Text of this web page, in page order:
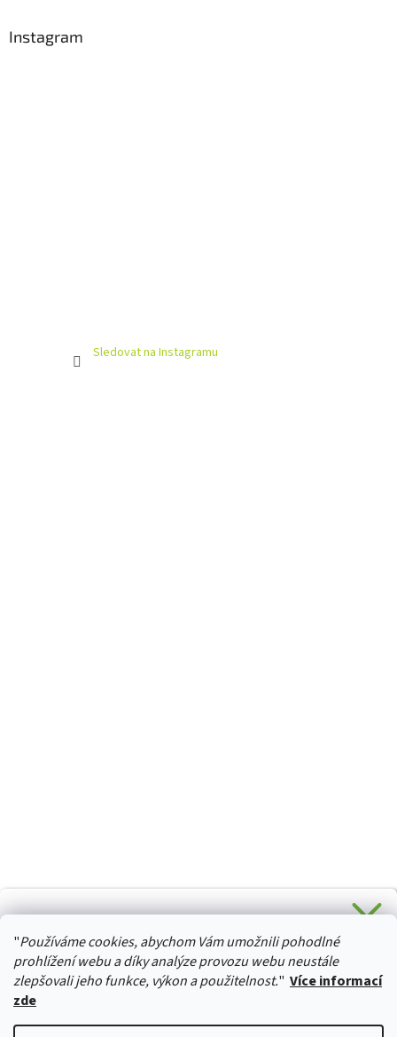
"Používáme cookies, abychom Vám umožnili pohodlné
prohlížení webu a díky analýze provozu webu neustále
zlepšovali jeho funkce, výkon a použitelnost." Více informací
zde
Instagram
Sledovat na Instagramu
HURTTA-COLLECTION.CZ
Stačí se přihlásit k odběru novinek z našeho obchodu a je
Vaše :)
Ano, chci se přihlásit